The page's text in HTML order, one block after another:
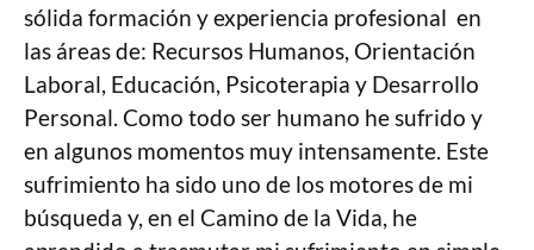
sólida formación y experiencia profesional en
las áreas de: Recursos Humanos, Orientación
Laboral, Educación, Psicoterapia y Desarrollo
Personal. Como todo ser humano he sufrido y
en algunos momentos muy intensamente. Este
sufrimiento ha sido uno de los motores de mi
búsqueda y, en el Camino de la Vida, he